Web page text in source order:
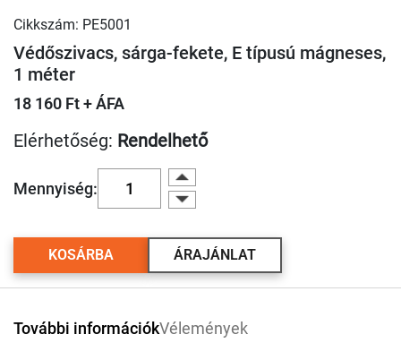
Cikkszám: PE5001
Védőszivacs, sárga-fekete, E típusú mágneses,
1 méter
18 160 Ft + ÁFA
Elérhetőség: Rendelhető
Mennyiség:
KOSÁRBA ÁRAJÁNLAT
További információkVélemények